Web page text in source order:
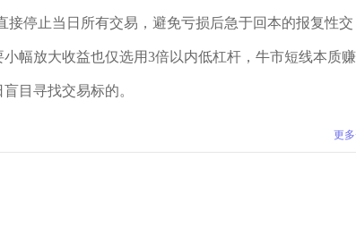
停止当日所有交易，避免亏损后急于回本的报复性交
幅放大收益也仅选用3倍以内低杠杆，牛市短线本质赚
目寻找交易标的。
更